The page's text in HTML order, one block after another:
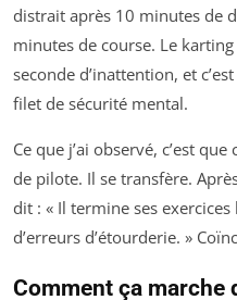
distrait après 10 minutes de
minutes de course. Le
seconde d’inattention, et
filet de sécurité mental.
Ce que j’ai observé, c’est
de pilote. Il se transfère.
dit : « Il termine ses
d’erreurs d’étourderie. »
Comment ça marche